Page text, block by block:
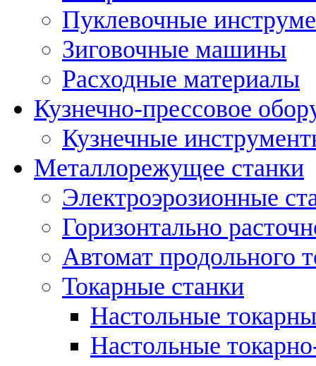
Пуклевочные
Зиговочные машины
Расходные материалы
Кузнечно-прессовое
Кузнечные
Металлорежущее станки
Электроэрозионные
Горизонтально
Автомат продольного
Токарные станки
Настольные
Настольные